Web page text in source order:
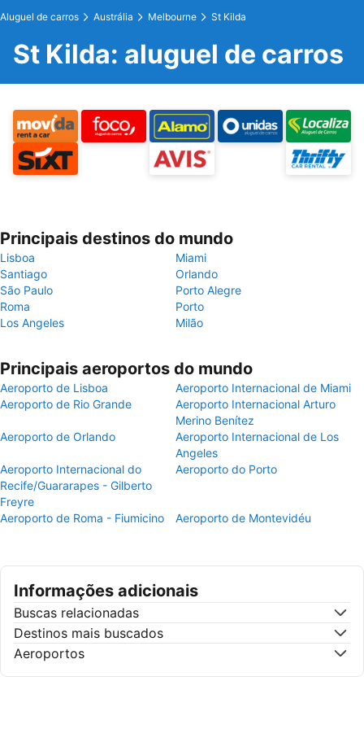
Aluguel de carros Austrália Melbourne St Kilda
St Kilda: aluguel de carros
Principais destinos do mundo
Lisboa
Miami
Santiago
Orlando
São Paulo
Porto Alegre
Roma
Porto
Los Angeles
Milão
Principais aeroportos do mundo
Aeroporto de Lisboa
Aeroporto Internacional de Miami
Aeroporto de Rio Grande
Aeroporto Internacional Arturo
Merino Benítez
Aeroporto de Orlando
Aeroporto Internacional de Los
Angeles
Aeroporto Internacional do
Recife/Guararapes - Gilberto
Freyre
Aeroporto do Porto
Aeroporto de Roma - Fiumicino Aeroporto de Montevidéu
Informações adicionais
Buscas relacionadas
Destinos mais buscados
Aeroportos